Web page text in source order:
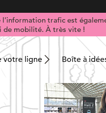
l'information trafic est
de mobilité. À très vite !
votre ligne Boîte à